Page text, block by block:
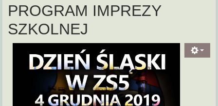
PROGRAM IMPREZY
SZKOLNEJ